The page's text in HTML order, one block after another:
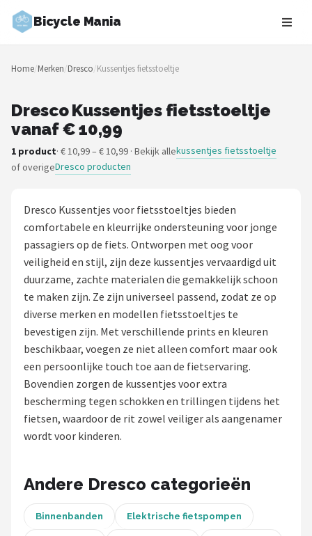
Bicycle Mania
Zoeken
NAVIGATIE
Merken
Blog
Kinderfietsen
Stadsfietsen
Elektrische fietsen
Mountainbikes
Shop
Basil
ABUS
AXA
Home/Merken/Dresco/Kussentjes fietsstoeltje
Dresco Kussentjes fietsstoeltje
vanaf € 10,99
1 product· € 10,99 – € 10,99 · Bekijk allekussentjes fietsstoeltje
of overigeDresco producten
Dresco Kussentjes voor fietsstoeltjes bieden
comfortabele en kleurrijke ondersteuning voor jonge
passagiers op de fiets. Ontworpen met oog voor
veiligheid en stijl, zijn deze kussentjes vervaardigd uit
duurzame, zachte materialen die gemakkelijk schoon
te maken zijn. Ze zijn universeel passend, zodat ze op
diverse merken en modellen fietsstoeltjes te
bevestigen zijn. Met verschillende prints en kleuren
beschikbaar, voegen ze niet alleen comfort maar ook
een persoonlijke touch toe aan de fietservaring.
Bovendien zorgen de kussentjes voor extra
bescherming tegen schokken en trillingen tijdens het
fietsen, waardoor de rit zowel veiliger als aangenamer
wordt voor kinderen.
Andere Dresco categorieën
Binnenbanden Elektrische fietspompen